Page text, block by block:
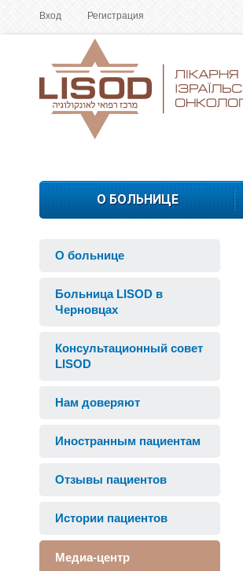
Вход Регистрация
О БОЛЬНИЦЕ
О больнице
Больница LISOD в
Черновцах
Консультационный совет
LISOD
Нам доверяют
Иностранным пациентам
Отзывы пациентов
Истории пациентов
Медиа-центр